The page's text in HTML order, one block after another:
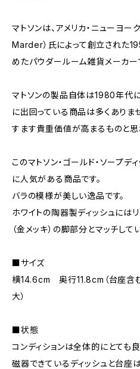
マトソンは、アメリカ・ニューヨー
Marder）氏によって創立された
めたパウダールーム雑貨メーカー
マトソンの製品自体は1980年代
に出回っている商品は多くありま
すます貴重価値が高まるものと思
このマトソン・ゴールド・ソープ
に人気がある商品です。
バラの模様が美しい逸品です。
ホワイトの陶器製ディッシュには
（金メッキ）の脚部分とマッチして
■サイズ
横14.6cm 奥行11.8cm（台座含
大）
■状態
コンディションは全体的にとても
磁器できているディッシュと台座